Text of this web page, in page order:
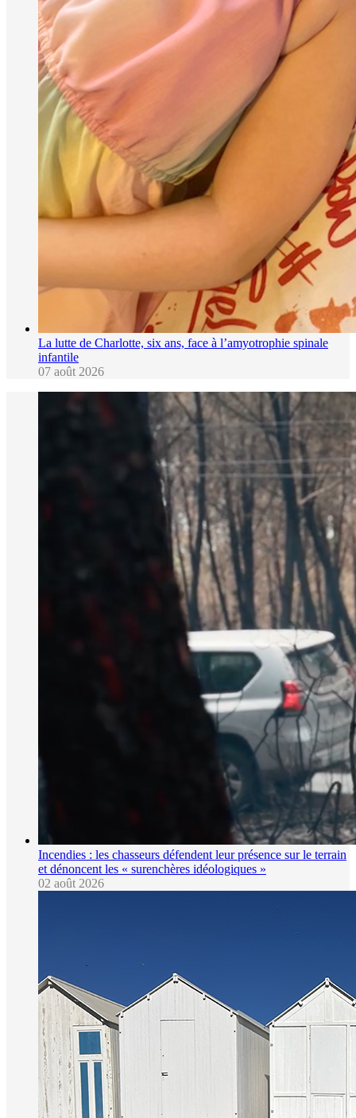
La lutte de Charlotte, six ans, face à l’amyotrophie spinale
infantile
07 août 2026
Incendies : les chasseurs défendent leur présence sur le terrain
et dénoncent les « surenchères idéologiques »
02 août 2026